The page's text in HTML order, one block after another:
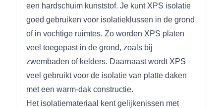
een hardschuim kunststof. Je kunt XPS isolatie
goed gebruiken voor isolatieklussen in de grond
of in vochtige ruimtes. Zo worden XPS platen
veel toegepast in de grond, zoals bij
zwembaden of kelders. Daarnaast wordt XPS
veel gebruikt voor de isolatie van platte daken
met een warm-dak constructie.
Het isolatiemateriaal kent gelijkenissen met